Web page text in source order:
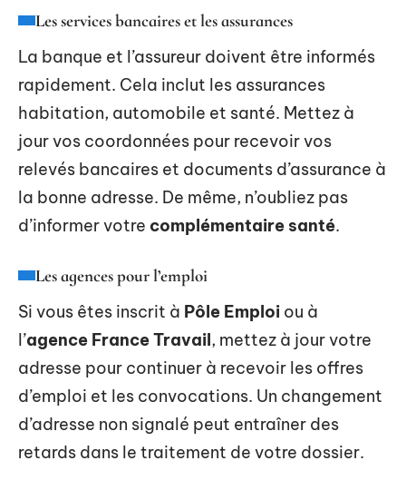
Les services bancaires et les assurances
La banque et l’assureur doivent être informés
rapidement. Cela inclut les assurances
habitation, automobile et santé. Mettez à
jour vos coordonnées pour recevoir vos
relevés bancaires et documents d’assurance à
la bonne adresse. De même, n’oubliez pas
d’informer votre complémentaire santé.
Les agences pour l’emploi
Si vous êtes inscrit à Pôle Emploi ou à
l’agence France Travail, mettez à jour votre
adresse pour continuer à recevoir les offres
d’emploi et les convocations. Un changement
d’adresse non signalé peut entraîner des
retards dans le traitement de votre dossier.